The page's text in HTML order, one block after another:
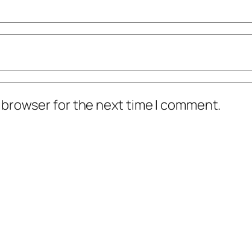
for the next time I comment.